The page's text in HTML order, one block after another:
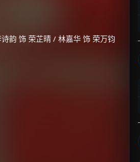
韵 饰 荣芷晴 / 林嘉华 饰 荣万钧